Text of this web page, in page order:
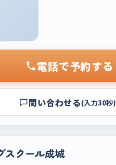
電話で予約する
問い合わせる(入力30秒)
スクール成城